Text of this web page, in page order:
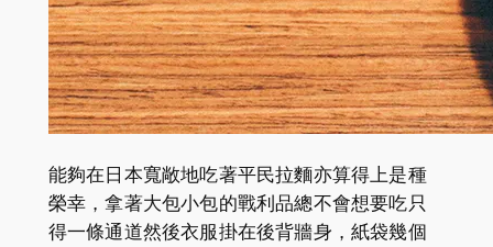
能夠在日本寬敞地吃著平民拉麵亦算得上是種
榮幸，拿著大包小包的戰利品總不會想要吃只
得一條通道然後衣服掛在後背牆身，紙袋幾個